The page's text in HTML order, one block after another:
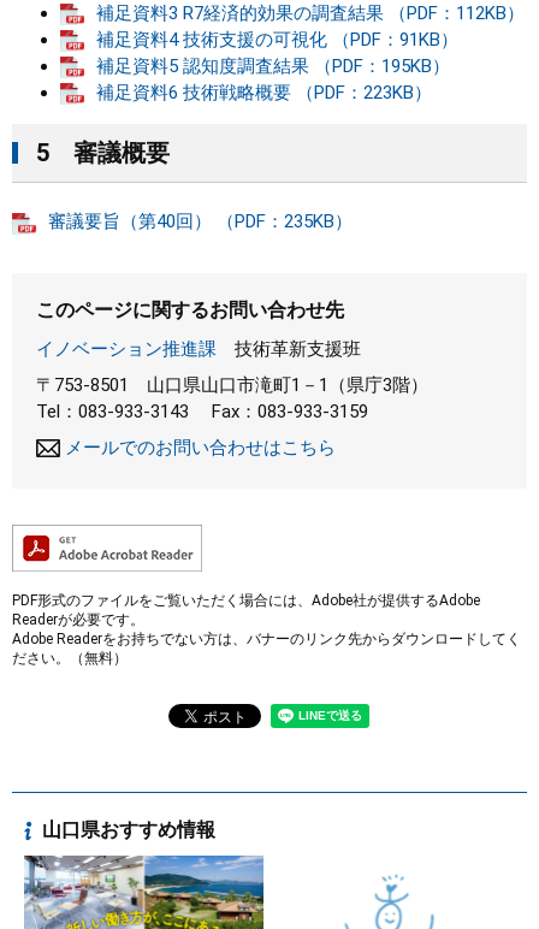
補足資料3 R7経済的効果の調査結果 （PDF：112KB）
補足資料4 技術支援の可視化 （PDF：91KB）
補足資料5 認知度調査結果 （PDF：195KB）
補足資料6 技術戦略概要 （PDF：223KB）
5 審議概要
審議要旨（第40回） （PDF：235KB）
このページに関するお問い合わせ先
イノベーション推進課
技術革新支援班
〒753-8501
山口県山口市滝町1－1（県庁3階）
Tel：083-933-3143
Fax：083-933-3159
メールでのお問い合わせはこちら
PDF形式のファイルをご覧いただく場合には、Adobe社が提供するAdobe
Readerが必要です。
Adobe Readerをお持ちでない方は、バナーのリンク先からダウンロードしてく
ださい。（無料）
山口県おすすめ情報